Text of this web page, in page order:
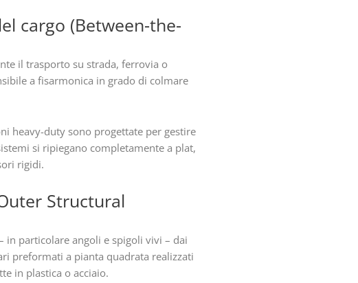
cargo (Between-the-
il trasporto su strada, ferrovia o
a fisarmonica in grado di colmare
heavy-duty sono progettate per gestire
si ripiegano completamente a plat,
rigidi.
Structural
particolare angoli e spigoli vivi – dai
preformati a pianta quadrata realizzati
in plastica o acciaio.